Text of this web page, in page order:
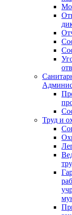
Труд и